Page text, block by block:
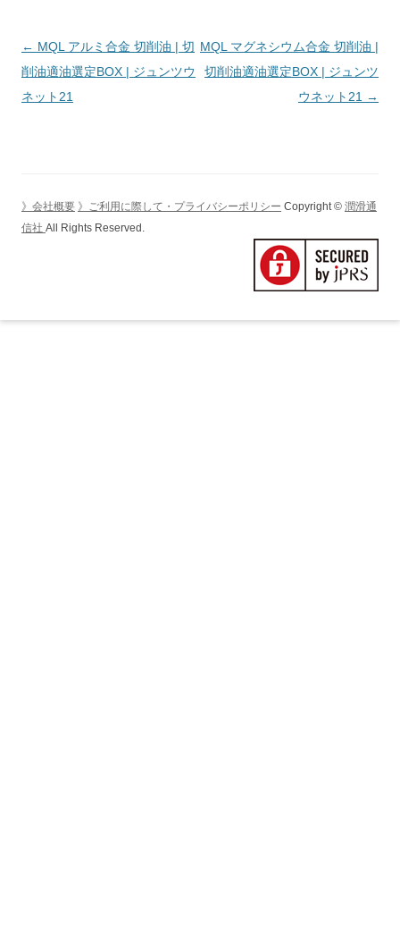
投
稿
ナ
ョ
← MQL アルミ合金 切削油 | 切
削油適油選定BOX | ジュンツウ
ネット21
MQL マグネシウム合金 切削油 |
切削油適油選定BOX | ジュンツ
ウネット21 →
》会社概要 》ご利用に際して・プライバシーポリシー Copyright © 潤滑通
信社 All Rights Reserved.